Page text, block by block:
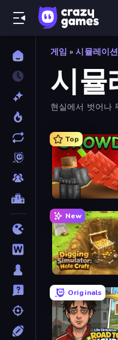
게임 » 시뮬레이션
시뮬
현실에서 벗어나
Top
Grow A Garden |
New
Digging
Originals